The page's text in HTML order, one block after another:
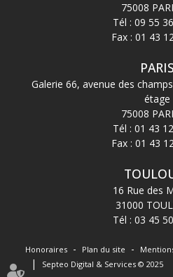
75008
Tél : 09 55
Fax : 01 43
PARIS
Galerie 66, avenue des
étage
75008
Tél : 01 43
Fax : 01 43
16 Rue des
31000
Tél : 03 45
Honoraires Plan du site
Septeo Digital & Services © 2025